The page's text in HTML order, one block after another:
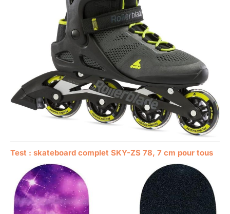
Test : skateboard complet SKY-ZS 78, 7 cm pour tous